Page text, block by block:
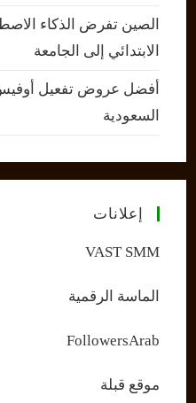
الصين تفرض الذكاء
الابتدائي إلى الجامعة
السعودية
إعلانات
VAST SMM
الماسة الرقمية
FollowersArab
موقع قبلة